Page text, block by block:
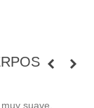
suave,